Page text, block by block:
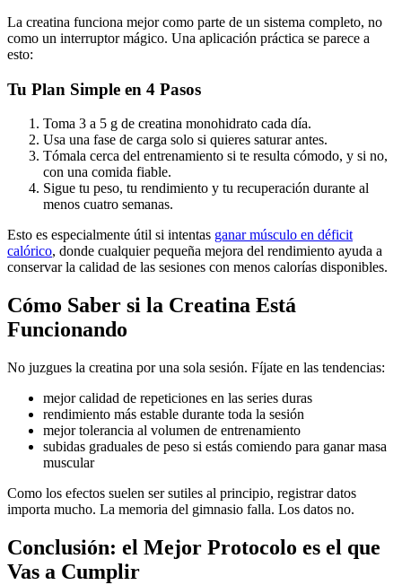
La creatina funciona mejor como parte de un sistema completo, no
como un interruptor mágico. Una aplicación práctica se parece a
esto:
Tu Plan Simple en 4 Pasos
Toma 3 a 5 g de creatina monohidrato cada día.
Usa una fase de carga solo si quieres saturar antes.
Tómala cerca del entrenamiento si te resulta cómodo, y si no,
con una comida fiable.
Sigue tu peso, tu rendimiento y tu recuperación durante al
menos cuatro semanas.
Esto es especialmente útil si intentas ganar músculo en déficit
calórico, donde cualquier pequeña mejora del rendimiento ayuda a
conservar la calidad de las sesiones con menos calorías disponibles.
Cómo Saber si la Creatina Está
Funcionando
No juzgues la creatina por una sola sesión. Fíjate en las tendencias:
mejor calidad de repeticiones en las series duras
rendimiento más estable durante toda la sesión
mejor tolerancia al volumen de entrenamiento
subidas graduales de peso si estás comiendo para ganar masa
muscular
Como los efectos suelen ser sutiles al principio, registrar datos
importa mucho. La memoria del gimnasio falla. Los datos no.
Conclusión: el Mejor Protocolo es el que
Vas a Cumplir